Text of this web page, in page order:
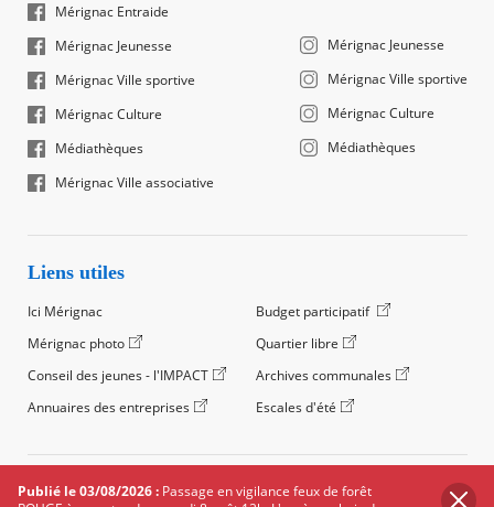
Publié le 03/08/2026 : Passage en vigilance feux de forêt
Mérignac Entraide
Mérignac Jeunesse
Mérignac Ville sportive
Mérignac Culture
Médiathèques
Mérignac Ville associative
Mérignac Jeunesse
Mérignac Ville sportive
Mérignac Culture
Médiathèques
Liens utiles
Ici Mérignac
Budget participatif
Mérignac photo
Quartier libre
Conseil des jeunes - l'IMPACT
Archives communales
Annuaires des entreprises
Escales d'été
©2024 Ville de Mérignac, Tous droits réservés